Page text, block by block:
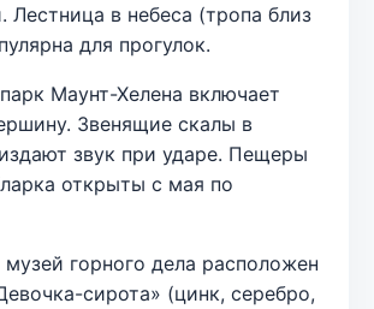
Лестница в небеса (тропа близ
для прогулок.
Маунт-Хелена включает
Звенящие скалы в
звук при ударе. Пещеры
открыты с мая по
горного дела расположен
сирота» (цинк, серебро,